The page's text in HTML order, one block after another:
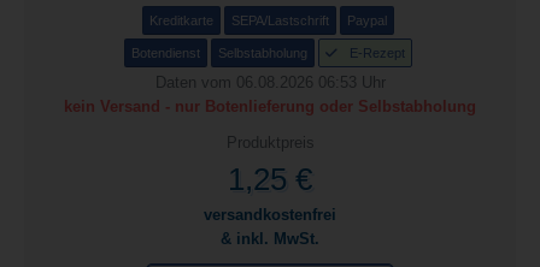
Kreditkarte SEPA/Lastschrift Paypal
Botendienst Selbstabholung E-Rezept
Daten vom 06.08.2026 06:53 Uhr
kein Versand - nur Botenlieferung oder Selbstabholung
Produktpreis
1,25 €
versandkostenfrei
& inkl. MwSt.